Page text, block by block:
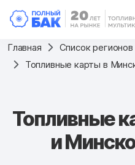
Главная
Список регионов
Топливные карты в
Топливные
и